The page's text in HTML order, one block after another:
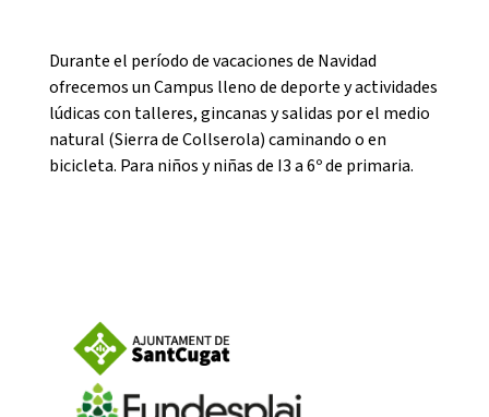
Durante el período de vacaciones de Navidad
ofrecemos un Campus lleno de deporte y actividades
lúdicas con talleres, gincanas y salidas por el medio
natural (Sierra de Collserola) caminando o en
bicicleta. Para niños y niñas de I3 a 6º de primaria.
L'equip
Missió i valors